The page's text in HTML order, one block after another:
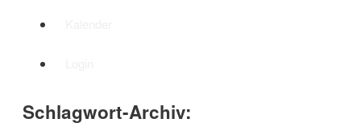
Schlagwort-Archiv: